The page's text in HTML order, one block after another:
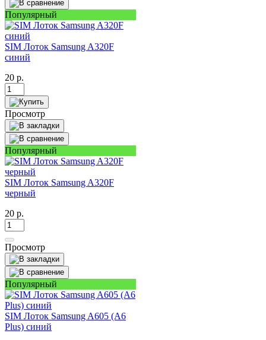
Популярный
SIM Лоток Samsung A320F
синий
20 р.
Просмотр
Популярный
SIM Лоток Samsung A320F
черный
20 р.
Просмотр
Популярный
SIM Лоток Samsung A605 (A6
Plus) синий